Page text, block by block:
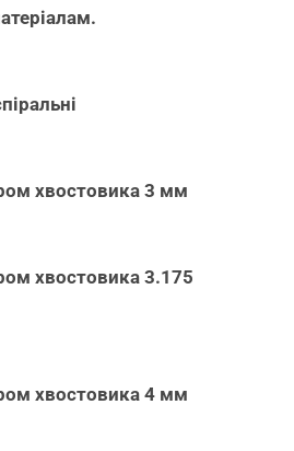
хвостовика 3 мм
хвостовика 3.175
хвостовика 4 мм